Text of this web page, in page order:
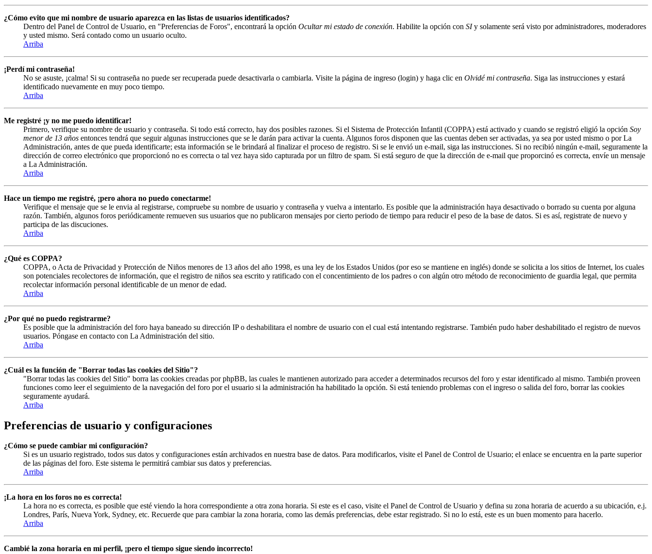
¿Cómo evito que mi nombre de usuario aparezca en las listas de usuarios identificados?
Dentro del Panel de Control de Usuario, en "Preferencias de Foros", encontrará la opción Ocultar mi estado de conexión. Habilite la opción con SIy solamente será visto por administradores, moderadores
y usted mismo. Será contado como un usuario oculto.
Arriba
¡Perdí mi contraseña!
No se asuste, ¡calma! Si su contraseña no puede ser recuperada puede desactivarla o cambiarla. Visite la página de ingreso (login) y haga clic en Olvidé mi contraseña. Siga las instrucciones y estará
identificado nuevamente en muy poco tiempo.
Arriba
Me registré ¡y no me puedo identificar!
Primero, verifique su nombre de usuario y contraseña. Si todo está correcto, hay dos posibles razones. Si el Sistema de Protección Infantil (COPPA) está activado y cuando se registró eligió la opción Soy
menor de 13 años entonces tendrá que seguir algunas instrucciones que se le darán para activar la cuenta. Algunos foros disponen que las cuentas deben ser activadas, ya sea por usted mismo o por La
Administración, antes de que pueda identificarte; esta información se le brindará al finalizar el proceso de registro. Si se le envió un e-mail, siga las instrucciones. Si no recibió ningún e-mail, seguramente la
dirección de correo electrónico que proporcionó no es correcta o tal vez haya sido capturada por un filtro de spam. Si está seguro de que la dirección de e-mail que proporcinó es correcta, envíe un mensaje
a La Administración.
Arriba
Hace un tiempo me registré, ¡pero ahora no puedo conectarme!
Verifique el mensaje que se le envia al registrarse, compruebe su nombre de usuario y contraseña y vuelva a intentarlo. Es posible que la administración haya desactivado o borrado su cuenta por alguna
razón. También, algunos foros periódicamente remueven sus usuarios que no publicaron mensajes por cierto periodo de tiempo para reducir el peso de la base de datos. Si es así, registrate de nuevo y
participa de las discuciones.
Arriba
¿Qué es COPPA?
COPPA, o Acta de Privacidad y Protección de Niños menores de 13 años del año 1998, es una ley de los Estados Unidos (por eso se mantiene en inglés) donde se solicita a los sitios de Internet, los cuales
son potenciales recolectores de información, que el registro de niños sea escrito y ratificado con el concentimiento de los padres o con algún otro método de reconocimiento de guardia legal, que permita
recolectar información personal identificable de un menor de edad.
Arriba
¿Por qué no puedo registrarme?
Es posible que la administración del foro haya baneado su dirección IP o deshabilitara el nombre de usuario con el cual está intentando registrarse. También pudo haber deshabilitado el registro de nuevos
usuarios. Póngase en contacto con La Administración del sitio.
Arriba
¿Cuál es la función de "Borrar todas las cookies del Sitio"?
"Borrar todas las cookies del Sitio" borra las cookies creadas por phpBB, las cuales le mantienen autorizado para acceder a determinados recursos del foro y estar identificado al mismo. También proveen
funciones como leer el seguimiento de la navegación del foro por el usuario si la administración ha habilitado la opción. Si está teniendo problemas con el ingreso o salida del foro, borrar las cookies
seguramente ayudará.
Arriba
Preferencias de usuario y configuraciones
¿Cómo se puede cambiar mi configuración?
Si es un usuario registrado, todos sus datos y configuraciones están archivados en nuestra base de datos. Para modificarlos, visite el Panel de Control de Usuario; el enlace se encuentra en la parte superior
de las páginas del foro. Este sistema le permitirá cambiar sus datos y preferencias.
Arriba
¡La hora en los foros no es correcta!
La hora no es correcta, es posible que esté viendo la hora correspondiente a otra zona horaria. Si este es el caso, visite el Panel de Control de Usuario y defina su zona horaria de acuerdo a su ubicación, e.j.
Londres, París, Nueva York, Sydney, etc. Recuerde que para cambiar la zona horaria, como las demás preferencias, debe estar registrado. Si no lo está, este es un buen momento para hacerlo.
Arriba
Cambié la zona horaria en mi perfil, ¡pero el tiempo sigue siendo incorrecto!